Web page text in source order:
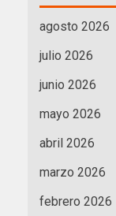
agosto 2026
julio 2026
junio 2026
mayo 2026
abril 2026
marzo 2026
febrero 2026